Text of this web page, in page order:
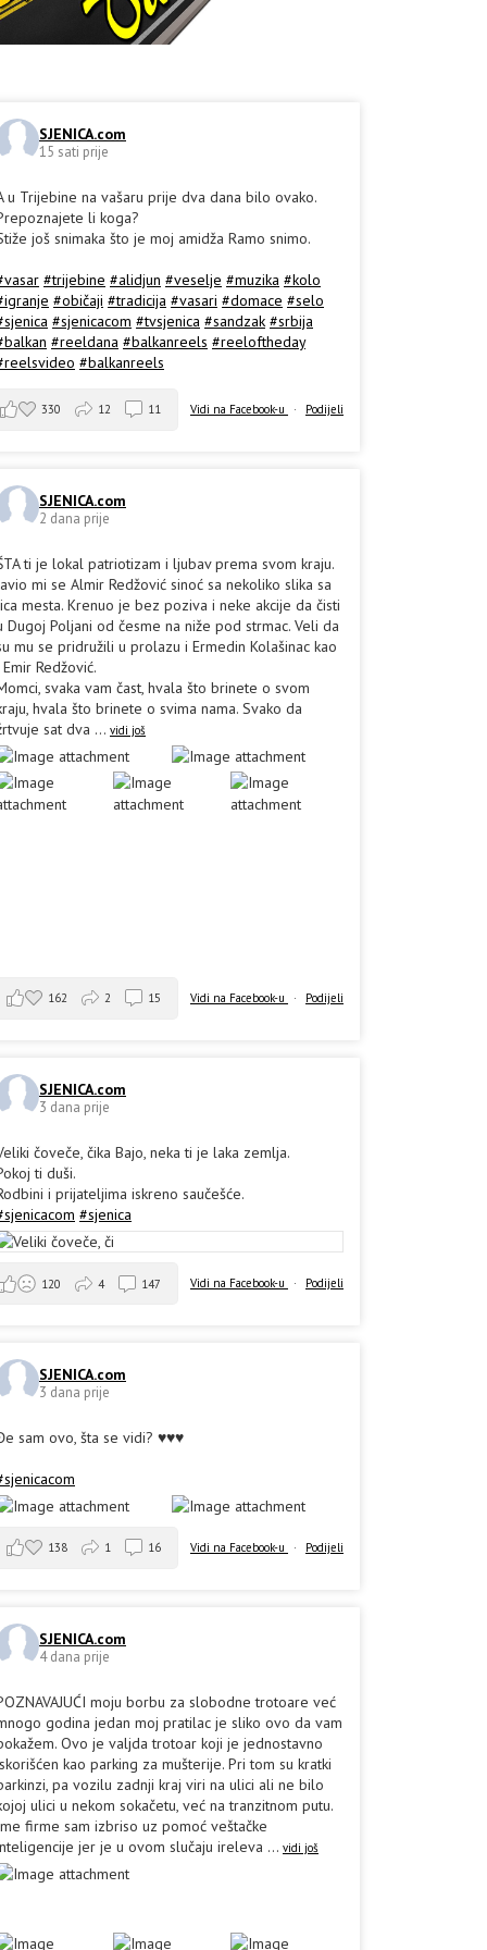
SJENICA.com
15 sati prije
u Trijebine na vašaru prije dva dana bilo ovako.
li koga?
još snimaka što je moj amidža Ramo snimo.
#trijebine #alidjun #veselje #muzika #kolo
#običaji #tradicija #vasari #domace #selo
#sjenicacom #tvsjenica #sandzak #srbija
#reeldana #balkanreels #reeloftheday
#balkanreels
Vidi na Facebook-u · Podijeli
330 12 11
SJENICA.com
2 dana prije
ti je lokal patriotizam i ljubav prema svom kraju.
mi se Almir Redžović sinoć sa nekoliko slika sa
mesta. Krenuo je bez poziva i neke akcije da čisti
Dugoj Poljani od česme na niže pod strmac. Veli da
mu se pridružili u prolazu i Ermedin Kolašinac kao
Redžović.
svaka vam čast, hvala što brinete o svom
hvala što brinete o svima nama. Svako da
sat dva ... vidi još
Vidi na Facebook-u · Podijeli
162 2 15
SJENICA.com
3 dana prije
čoveče, čika Bajo, neka ti je laka zemlja.
ti duši.
i prijateljima iskreno saučešće.
#sjenica
Vidi na Facebook-u · Podijeli
120 4 147
SJENICA.com
3 dana prije
sam ovo, šta se vidi? ♥️♥️♥️
Vidi na Facebook-u · Podijeli
138 1 16
SJENICA.com
4 dana prije
moju borbu za slobodne trotoare već
godina jedan moj pratilac je sliko ovo da vam
Ovo je valjda trotoar koji je jednostavno
kao parking za mušterije. Pri tom su kratki
pa vozilu zadnji kraj viri na ulici ali ne bilo
ulici u nekom sokačetu, već na tranzitnom putu.
firme sam izbriso uz pomoć veštačke
jer je u ovom slučaju ireleva ... vidi još